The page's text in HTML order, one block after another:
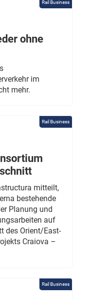
Rail Business
ohne
im
mehr.
Rail Business
mitteilt,
bestehende
Planung und
auf
des Orient/East-
Craiova –
Rail Business